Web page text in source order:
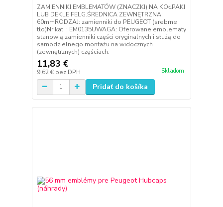
ZAMIENNIKI EMBLEMATÓW (ZNACZKI) NA KOŁPAKI
LUB DEKLE FELG.ŚREDNICA ZEWNĘTRZNA:
60mmRODZAJ: zamienniki do PEUGEOT (srebrne
tło)Nr kat. : EM0135UWAGA: Oferowane emblematy
stanowią zamienniki części oryginalnych i służą do
samodzielnego montażu na widocznych
(zewnętrznych) częściach.
11,83 €
9,62 € bez DPH Skladom
Pridať do košíka